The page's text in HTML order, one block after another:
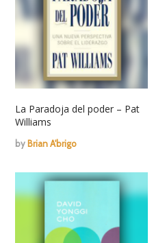
La Paradoja del poder – Pat
Williams
byBrian A'brigo